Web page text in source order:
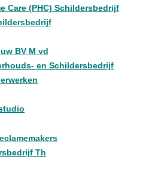
Care (PHC) Schildersbedrijf
BV M vd
en Schildersbedrijf
Th